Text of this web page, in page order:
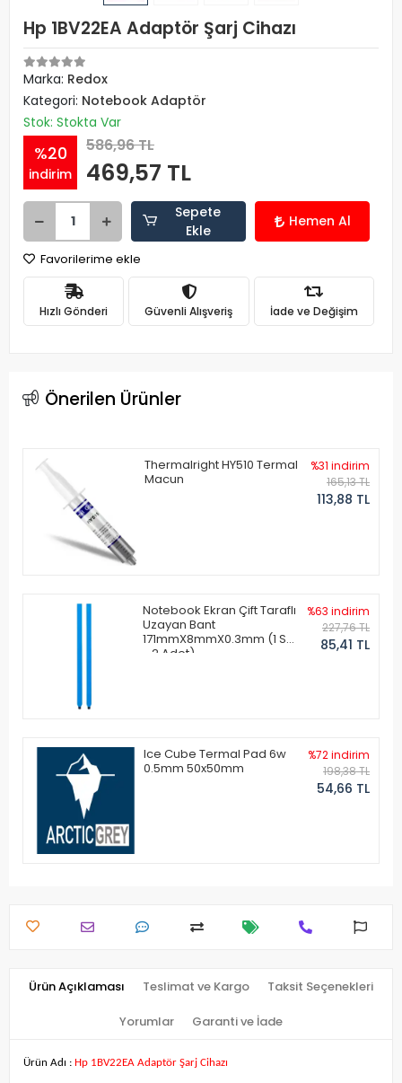
Hp 1BV22EA Adaptör Şarj Cihazı
Marka: Redox
Kategori: Notebook Adaptör
Stok: Stokta Var
%20
indirim
586,96 TL
469,57 TL
Sepete
Ekle
Hemen Al
Favorilerime ekle
Hızlı Gönderi Güvenli Alışveriş İade ve Değişim
Önerilen Ürünler
Thermalright HY510 Termal
Macun
%31 indirim
165,13 TL
113,88 TL
Notebook Ekran Çift Taraflı
Uzayan Bant
171mmX8mmX0.3mm (1 Set
- 2 Adet)
%63 indirim
227,76 TL
85,41 TL
Ice Cube Termal Pad 6w
0.5mm 50x50mm
%72 indirim
198,38 TL
54,66 TL
Ürün Açıklaması Teslimat ve Kargo Taksit Seçenekleri
Yorumlar Garanti ve İade
Ürün Adı : Hp 1BV22EA Adaptör Şarj Cihazı